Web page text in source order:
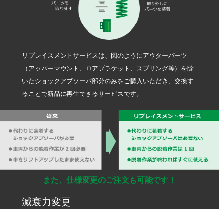
リプレイスメントサービスは、図のようにアウターパーツ
（アッパーマウント、ロアブラケット、スプリング等）を除
いたショックアブソーバ部分のみをご購入いただき、交換す
ることで新品に再生できるサービスです。
また、仕様変更のご注文も可能です！
減衰力変更